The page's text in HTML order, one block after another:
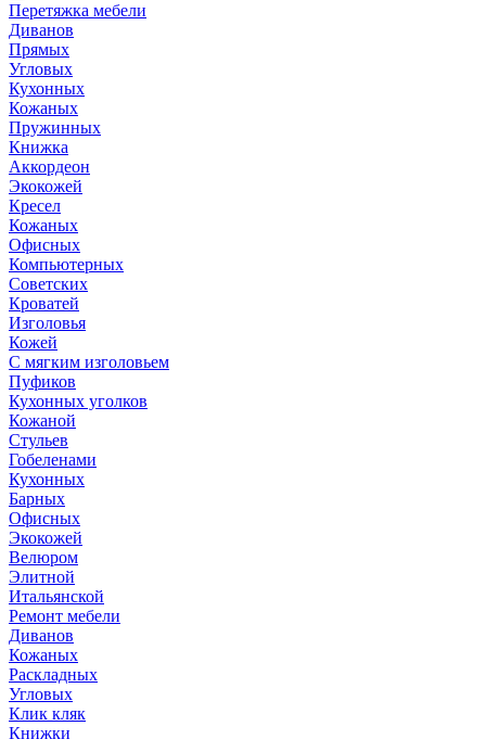
Перетяжка мебели
Диванов
Прямых
Угловых
Кухонных
Кожаных
Пружинных
Книжка
Аккордеон
Экокожей
Кресел
Кожаных
Офисных
Компьютерных
Советских
Кроватей
Изголовья
Кожей
С мягким изголовьем
Пуфиков
Кухонных уголков
Кожаной
Стульев
Гобеленами
Кухонных
Барных
Офисных
Экокожей
Велюром
Элитной
Итальянской
Ремонт мебели
Диванов
Кожаных
Раскладных
Угловых
Клик кляк
Книжки